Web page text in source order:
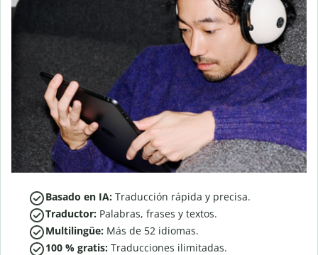
Basado en IA: Traducción rápida y precisa.
Traductor: Palabras, frases y textos.
Multilingüe: Más de 52 idiomas.
100 % gratis: Traducciones ilimitadas.